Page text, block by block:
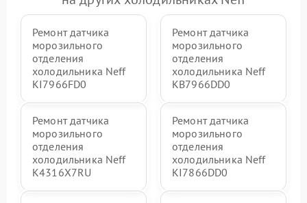
Ремонт датчика
морозильного
отделения
холодильника Neff
KI7966FD0
Ремонт датчика
морозильного
отделения
холодильника Neff
KB7966DD0
Ремонт датчика
морозильного
отделения
холодильника Neff
K4316X7RU
Ремонт датчика
морозильного
отделения
холодильника Neff
KI7866DD0